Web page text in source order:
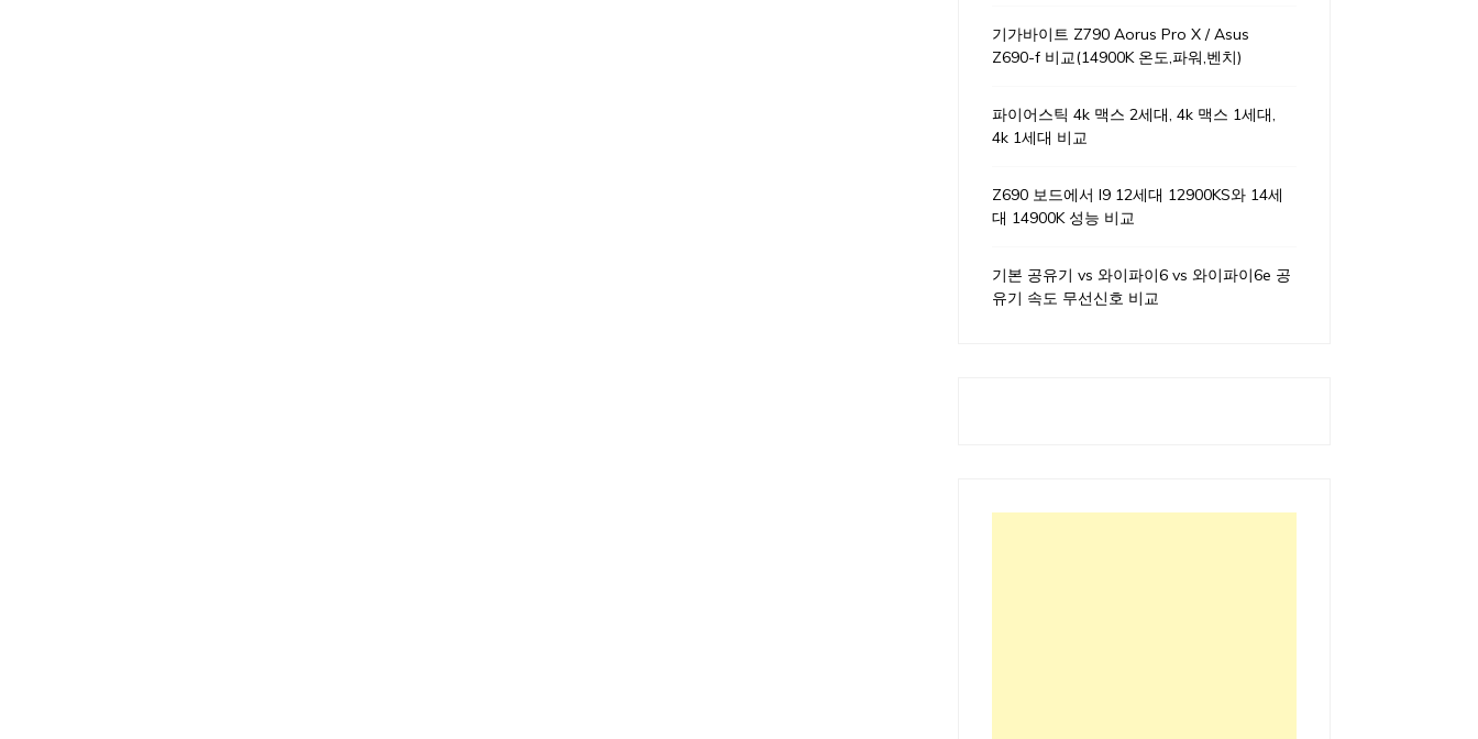
기가바이트 Z790 Aorus Pro X / Asus
Z690-f 비교(14900K 온도,파워,벤치)
파이어스틱 4k 맥스 2세대, 4k 맥스 1세대,
4k 1세대 비교
Z690 보드에서 I9 12세대 12900KS와 14세
대 14900K 성능 비교
기본 공유기 vs 와이파이6 vs 와이파이6e 공
유기 속도 무선신호 비교